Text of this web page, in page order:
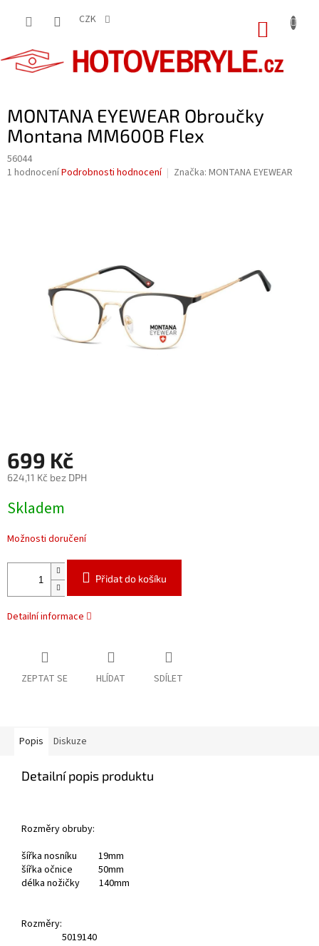
CZK
MONTANA EYEWEAR Obroučky
Montana MM600B Flex
56044
Průměrné
1 hodnoceníPodrobnosti hodnocení Značka: MONTANA EYEWEAR
699 Kč
624,11 Kč bez DPH
cena:
Skladem
Možnosti doručení
Přidat do košíku
Detailní informace
ZEPTAT SE HLÍDAT SDÍLET
Popis Diskuze
Detailní popis produktu
Rozměry obruby:
šířka nosníku 19mm
šířka očnice 50mm
délka nožičky 140mm
Rozměry:
5019140